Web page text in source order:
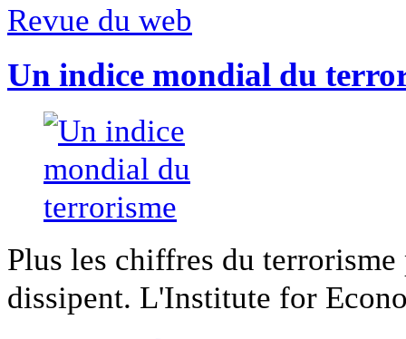
Revue du web
Un indice mondial du
Plus les chiffres du
dissipent. L'Institute for